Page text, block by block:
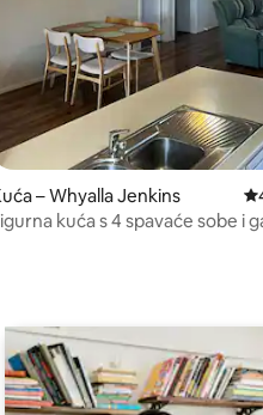
– Whyalla Jenkins
kuća s 4 spavaće sobe i